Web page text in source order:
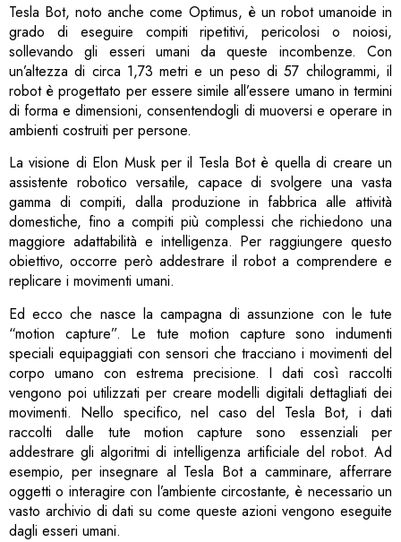
Tesla Bot, noto anche come Optimus, è un robot umanoide in
grado di eseguire compiti ripetitivi, pericolosi o noiosi,
sollevando gli esseri umani da queste incombenze. Con
un’altezza di circa 1,73 metri e un peso di 57 chilogrammi, il
robot è progettato per essere simile all’essere umano in termini
di forma e dimensioni, consentendogli di muoversi e operare in
ambienti costruiti per persone.
La visione di Elon Musk per il Tesla Bot è quella di creare un
assistente robotico versatile, capace di svolgere una vasta
gamma di compiti, dalla produzione in fabbrica alle attività
domestiche, fino a compiti più complessi che richiedono una
maggiore adattabilità e intelligenza. Per raggiungere questo
obiettivo, occorre però addestrare il robot a comprendere e
replicare i movimenti umani.
Ed ecco che nasce la campagna di assunzione con le tute
“motion capture”. Le tute motion capture sono indumenti
speciali equipaggiati con sensori che tracciano i movimenti del
corpo umano con estrema precisione. I dati così raccolti
vengono poi utilizzati per creare modelli digitali dettagliati dei
movimenti. Nello specifico, nel caso del Tesla Bot, i dati
raccolti dalle tute motion capture sono essenziali per
addestrare gli algoritmi di intelligenza artificiale del robot. Ad
esempio, per insegnare al Tesla Bot a camminare, afferrare
oggetti o interagire con l’ambiente circostante, è necessario un
vasto archivio di dati su come queste azioni vengono eseguite
dagli esseri umani.